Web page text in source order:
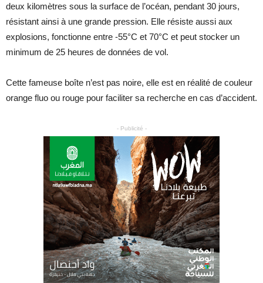
deux kilomètres sous la surface de l’océan, pendant 30 jours,
résistant ainsi à une grande pression. Elle résiste aussi aux
explosions, fonctionne entre -55°C et 70°C et peut stocker un
minimum de 25 heures de données de vol.
Cette fameuse boîte n’est pas noire, elle est en réalité de couleur
orange fluo ou rouge pour faciliter sa recherche en cas d’accident.
- Publicité -